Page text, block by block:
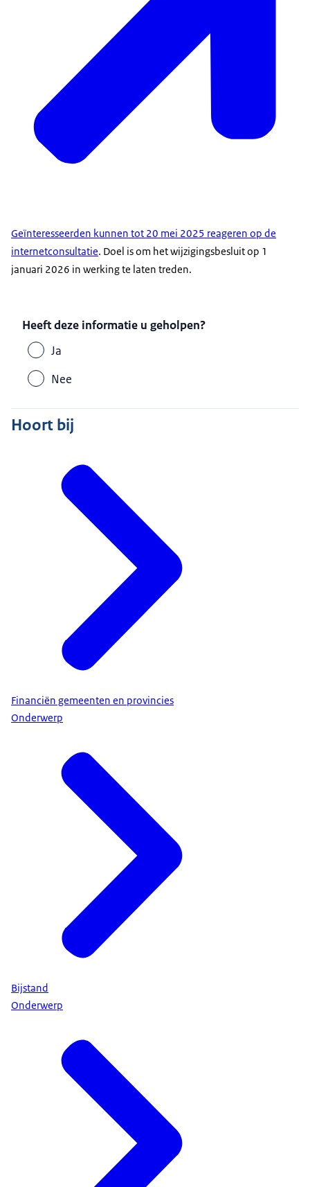
Geïnteresseerden kunnen tot 20 mei 2025 reageren op de
internetconsultatie. Doel is om het wijzigingsbesluit op 1
januari 2026 in werking te laten treden.
Heeft deze informatie u geholpen?
Ja
Nee
Hoort bij
Financiën gemeenten en provincies
Onderwerp
Bijstand
Onderwerp